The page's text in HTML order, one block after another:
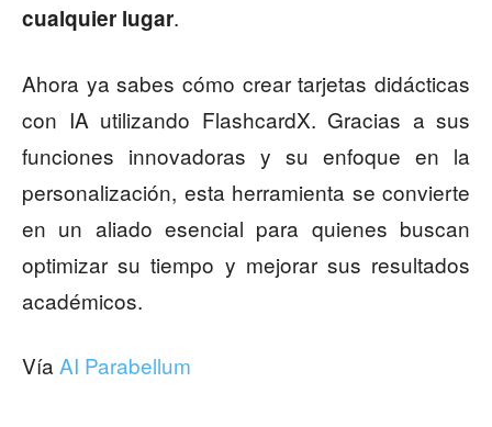
cualquier lugar.
Ahora ya sabes cómo crear tarjetas didácticas
con IA utilizando FlashcardX. Gracias a sus
funciones innovadoras y su enfoque en la
personalización, esta herramienta se convierte
en un aliado esencial para quienes buscan
optimizar su tiempo y mejorar sus resultados
académicos.
Vía AI Parabellum